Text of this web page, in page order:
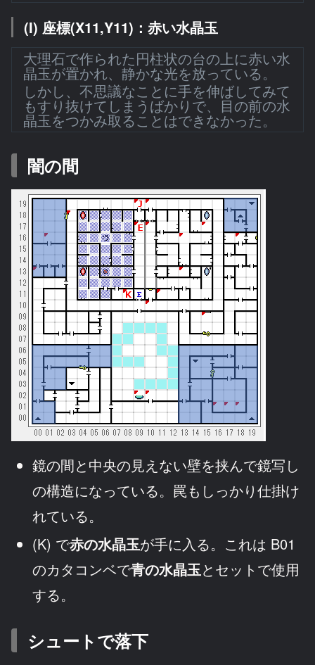
(I) 座標(X11,Y11)：赤い水晶玉
大理石で作られた円柱状の台の上に赤い水
晶玉が置かれ、静かな光を放っている。
しかし、不思議なことに手を伸ばしてみて
もすり抜けてしまうばかりで、目の前の水
晶玉をつかみ取ることはできなかった。
闇の間
鏡の間と中央の見えない壁を挟んで鏡写し
の構造になっている。罠もしっかり仕掛け
れている。
(K) で赤の水晶玉が手に入る。これは B01
のカタコンベで青の水晶玉とセットで使用
する。
シュートで落下